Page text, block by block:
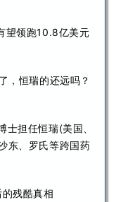
望领跑10.8亿美元
，恒瑞的还远吗？
士担任恒瑞(美国、
东、罗氏等跨国药
残酷真相